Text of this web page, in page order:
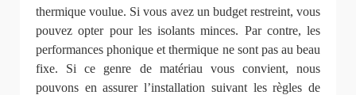
thermique voulue. Si vous avez un budget restreint, vous
pouvez opter pour les isolants minces. Par contre, les
performances phonique et thermique ne sont pas au beau
fixe. Si ce genre de matériau vous convient, nous
pouvons en assurer l’installation suivant les règles de